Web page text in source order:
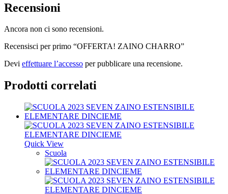
Recensioni
Ancora non ci sono recensioni.
Recensisci per primo “OFFERTA! ZAINO CHARRO”
Devi effettuare l’accesso per pubblicare una recensione.
Prodotti correlati
Quick View
Scuola